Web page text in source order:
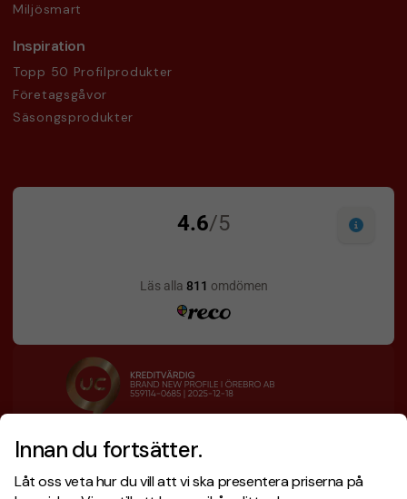
Innan du fortsätter.
Låt oss veta hur du vill att vi ska presentera priserna på
Miljösmart
Inspiration
Topp 50 Profilprodukter
Företagsgåvor
Säsongsprodukter
Designskiss inom 1 h
Fri offert
Snabb leverans